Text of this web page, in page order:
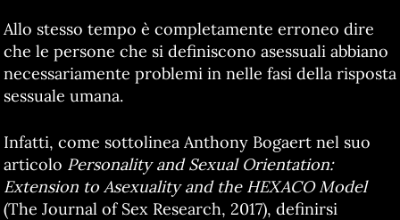
Allo stesso tempo è completamente erroneo dire
che le persone che si definiscono asessuali abbiano
necessariamente problemi in nelle fasi della risposta
sessuale umana.
Infatti, come sottolinea Anthony Bogaert nel suo
articolo Personality and Sexual Orientation:
Extension to Asexuality and the HEXACO Model
(The Journal of Sex Research, 2017), definirsi